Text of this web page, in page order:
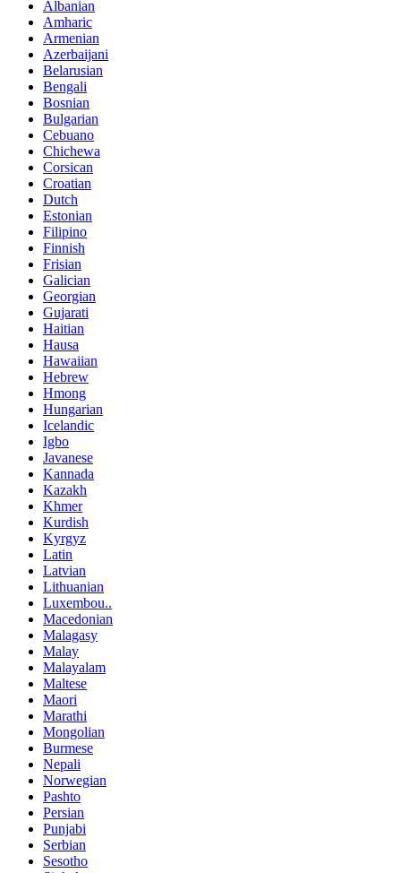
Albanian
Amharic
Armenian
Azerbaijani
Belarusian
Bengali
Bosnian
Bulgarian
Cebuano
Chichewa
Corsican
Croatian
Dutch
Estonian
Filipino
Finnish
Frisian
Galician
Georgian
Gujarati
Haitian
Hausa
Hawaiian
Hebrew
Hmong
Hungarian
Icelandic
Igbo
Javanese
Kannada
Kazakh
Khmer
Kurdish
Kyrgyz
Latin
Latvian
Lithuanian
Luxembou..
Macedonian
Malagasy
Malay
Malayalam
Maltese
Maori
Marathi
Mongolian
Burmese
Nepali
Norwegian
Pashto
Persian
Punjabi
Serbian
Sesotho